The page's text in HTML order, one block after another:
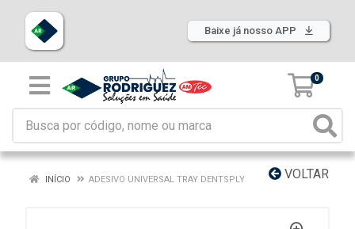
Baixe já nosso APP
0
VOLTAR
INÍCIO ADESIVO UNIVERSAL TRAY DENTSPLY